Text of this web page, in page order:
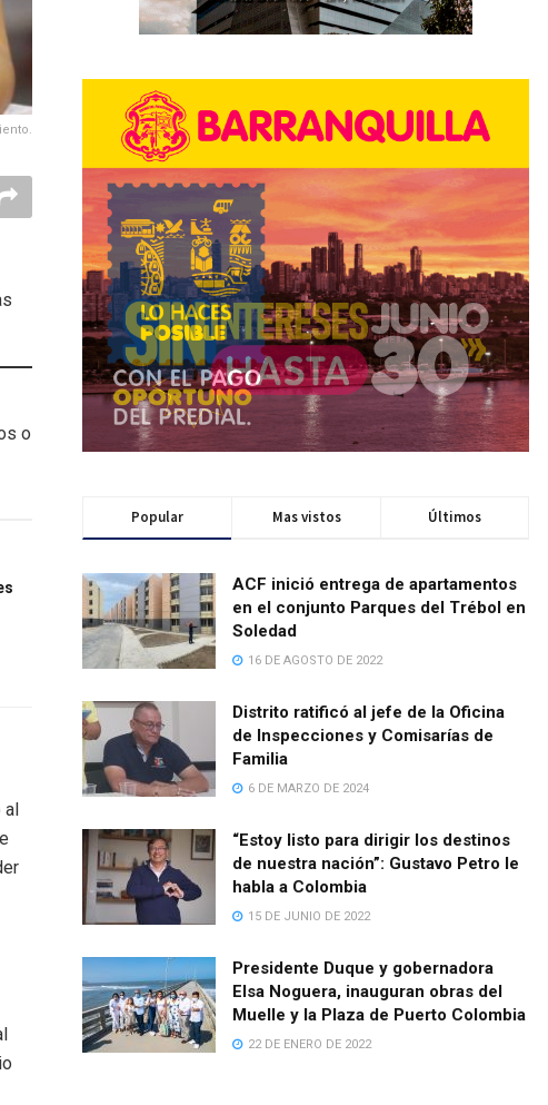
o
al
Popular Mas vistos Últimos
ACF inició entrega de apartamentos
en el conjunto Parques del Trébol en
Soledad
16 DE AGOSTO DE 2022
Distrito ratificó al jefe de la Oficina
de Inspecciones y Comisarías de
Familia
6 DE MARZO DE 2024
“Estoy listo para dirigir los destinos
de nuestra nación”: Gustavo Petro le
habla a Colombia
15 DE JUNIO DE 2022
Presidente Duque y gobernadora
Elsa Noguera, inauguran obras del
Muelle y la Plaza de Puerto Colombia
22 DE ENERO DE 2022